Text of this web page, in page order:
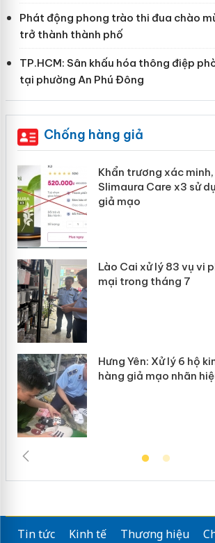
Phát động phong trào thi đua chào
trở thành thành phố
TP.HCM: Sân khấu hóa thông điệp
tại phường An Phú Đông
Chống hàng giả
Khẩn trương xác
Slimaura Care x3 sử
giả mạo
Lào Cai xử lý 83 vụ vi
mại trong tháng 7
Hưng Yên: Xử lý 6 hộ
hàng giả mạo nhãn
Tin tức Kinh tế Thương hiệu